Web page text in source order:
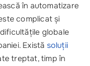
în automatizare
complicat și
globale
Există soluții
treptat, timp în